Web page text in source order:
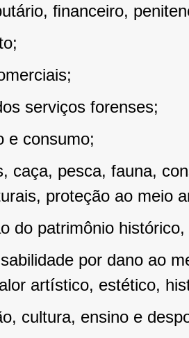
ﬁnanceiro,
serviços forenses;
e consumo;
caça, pesca, fauna,
proteção ao meio
do patrimônio
por dano ao
artístico, estético,
cultura, ensino e